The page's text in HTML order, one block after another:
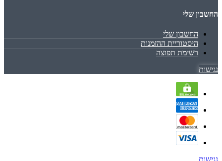
החשבון שלי
החשבון שלי
היסטוריית ההזמנות
רשימת תפוצה
נגישות
נגישות